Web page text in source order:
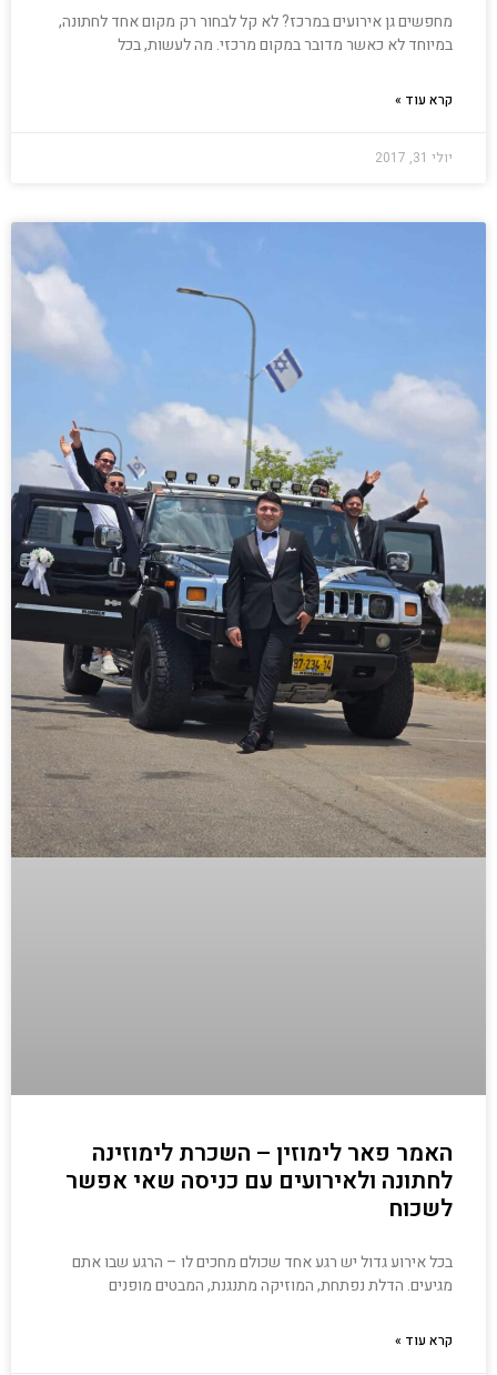
מחפשים גן אירועים במרכז? לא קל לבחור רק מקום אחד לחתונה,
במיוחד לא כאשר מדובר במקום מרכזי. מה לעשות, בכל
קרא עוד »
יולי 31, 2017
האמר פאר לימוזין – השכרת לימוזינה
לחתונה ולאירועים עם כניסה שאי אפשר
לשכוח
בכל אירוע גדול יש רגע אחד שכולם מחכים לו – הרגע שבו אתם
מגיעים. הדלת נפתחת, המוזיקה מתנגנת, המבטים מופנים
קרא עוד »